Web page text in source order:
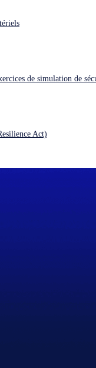
aide immédiate.
de simulation de
Act)